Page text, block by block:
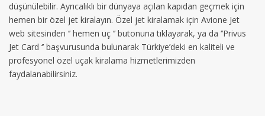
düşünülebilir. Ayrıcalıklı bir dünyaya açılan kapıdan geçmek için
hemen bir özel jet kiralayın. Özel jet kiralamak için Avione Jet
web sitesinden ‘’ hemen uç ‘’ butonuna tıklayarak, ya da ‘’Privus
Jet Card ‘’ başvurusunda bulunarak Türkiye’deki en kaliteli ve
profesyonel özel uçak kiralama hizmetlerimizden
faydalanabilirsiniz.